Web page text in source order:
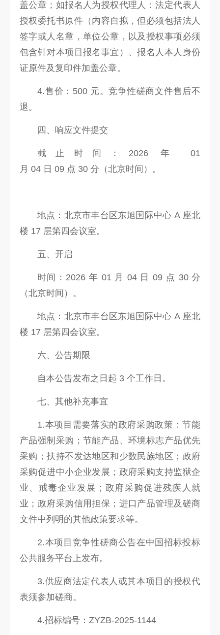
盖公章；如报名人为授权代理人：法定代表人
授权委托书原件（内容自拟，但必须包括法人
签字或人名章，单位公章，以及授权事项必须
包含针对本项目报名事宜）、报名人本人身份
证原件及复印件加盖公章。
4.售价：500 元。竞争性磋商文件售后不
退。
四、响应文件提交
截止时间：2026 年 01
月 04 日 09 点 30 分（北京时间）。
地点：北京市丰台区东旭国际中心 A 座北
楼 17 层第四会议室。
五、开启
时间：2026 年 01 月 04 日 09 点 30 分
（北京时间）。
地点：北京市丰台区东旭国际中心 A 座北
楼 17 层第四会议室。
六、公告期限
自本公告发布之日起 3 个工作日。
七、其他补充事宜
1.本项目需要落实的政府采购政策：节能
产品强制采购；节能产品、环境标志产品优先
采购；扶持不发达地区和少数民族地区；政府
采购促进中小企业发展；政府采购支持监狱企
业、戒毒企业发展；政府采购促进残疾人就
业；政府采购信用担保；进口产品管理及磋商
文件中列明的其他政策要求等。
2.本项目竞争性磋商公告在中国招标投标
公共服务平台上发布。
3.供应商法定代表人或其本项目的授权代
表须参加磋商。
4.招标编号：ZYZB-2025-1144